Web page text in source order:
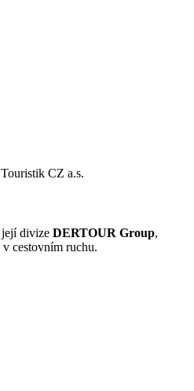
CZ a.s.
její divize DERTOUR Group,
cestovním ruchu.